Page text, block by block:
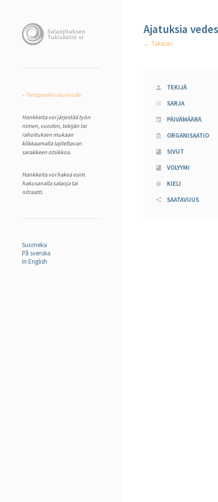
« Tietopankin etusivulle
Hankkeita voi järjestää työn
nimen, vuoden, tekijän tai
rahoituksen mukaan
klikkaamalla lajiteltavan
sarakkeen otsikkoa.
Hankkeita voi hakea esim.
hakusanalla salaoja tai
nitraatti.
Suomeksi
På svenska
In English
Ajatuksia
← Takaisin
TEKIJÄ
SARJA
PÄIVÄMÄÄRÄ
ORGANISAATIO
SIVUT
VOLYYMI
KIELI
SAATAVUUS